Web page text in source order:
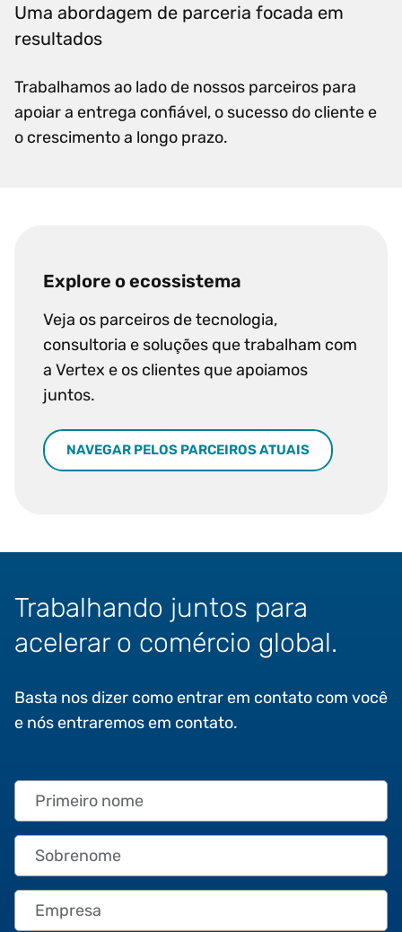
Uma abordagem de parceria focada em
resultados
Trabalhamos ao lado de nossos parceiros para
apoiar a entrega confiável, o sucesso do cliente e
o crescimento a longo prazo.
Explore o ecossistema
Veja os parceiros de tecnologia,
consultoria e soluções que trabalham com
a Vertex e os clientes que apoiamos
juntos.
NAVEGAR PELOS PARCEIROS ATUAIS
Trabalhando juntos para
acelerar o comércio global.
Basta nos dizer como entrar em contato com você
e nós entraremos em contato.
Primeiro nome
Sobrenome
Empresa